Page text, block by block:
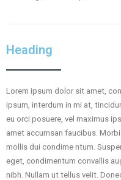
Heading
Lorem ipsum dolor sit amet,
ipsum, interdum in mi at,
eu orci posuere, vel maximus
amet accumsan faucibus.
mollis dui condime ntum.
eget, condimentum convallis
nibh. Nullam ut tellus velit.